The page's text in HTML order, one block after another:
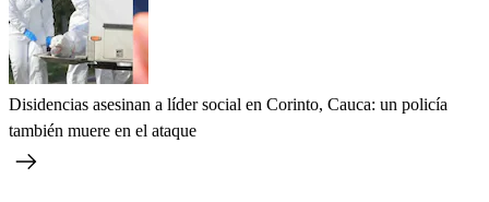
Disidencias asesinan a líder social en Corinto, Cauca: un policía
también muere en el ataque